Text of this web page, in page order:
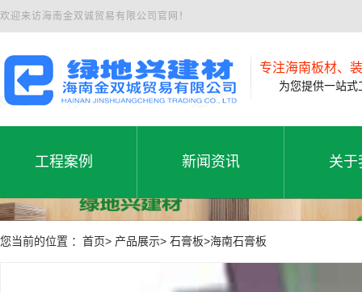
欢迎来访海南金双诚贸易有限公司官网！
专注海南板材、
为您提供一站式
工程案例
工程案例
工程案例
新闻资讯
新闻资讯
公司新闻
行业动态
常见问题
关于
公
您当前的位置 ：首页> 产品展示> 石膏板>海南石膏板